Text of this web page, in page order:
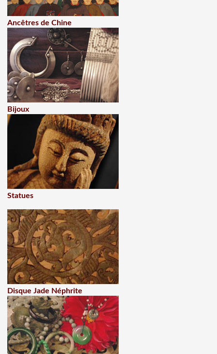
Ancêtres de Chine
Bijoux
Statues
Disque Jade Néphrite